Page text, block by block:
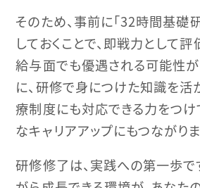
そのため、事前に「32時間基礎
しておくことで、即戦力として評
給与面でも優遇される可能性が
に、研修で身につけた知識を活
療制度にも対応できる力をつけ
なキャリアアップにもつながりま
研修修了は、実践への第一歩で